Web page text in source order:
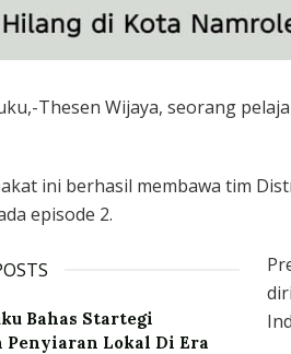
Thesen Wijaya, seorang
ini berhasil membawa tim
episode 2.
Bahas Startegi
Penyiaran Lokal Di Era